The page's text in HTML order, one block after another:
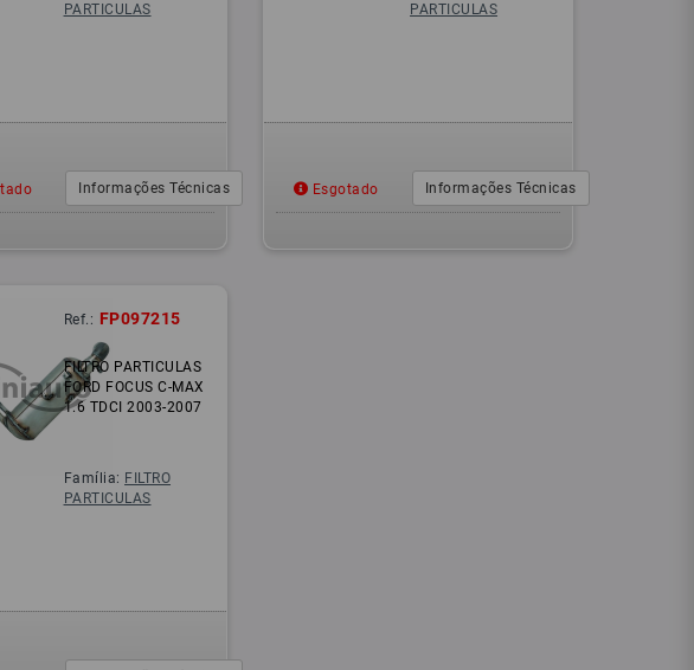
PARTICULAS
Informações Técnicas
PARTICULAS
Esgotado Informações Técnicas
Ref.: FP097215
FILTRO PARTICULAS
FORD FOCUS C-MAX
1.6 TDCI 2003-2007
Família: FILTRO
PARTICULAS